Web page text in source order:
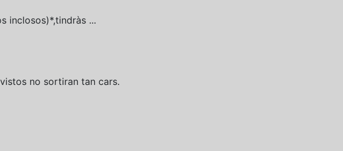
inclosos)*,tindràs ...
no sortiran tan cars.